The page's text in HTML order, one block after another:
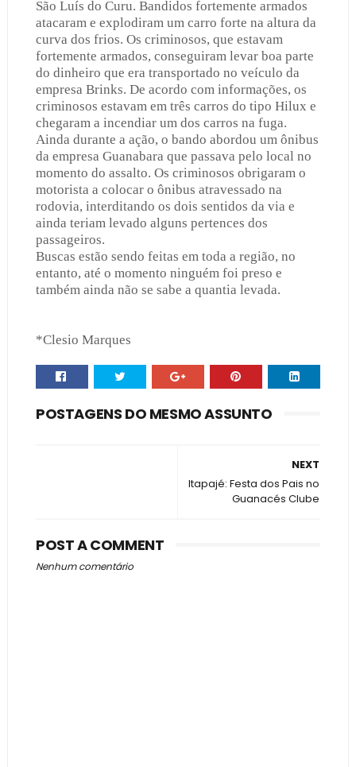
São Luís do Curu. Bandidos fortemente armados
atacaram e explodiram um carro forte na altura da
curva dos frios. Os criminosos, que estavam
fortemente armados, conseguiram levar boa parte
do dinheiro que era transportado no veículo da
empresa Brinks. De acordo com informações, os
criminosos estavam em três carros do tipo Hilux e
chegaram a incendiar um dos carros na fuga.
Ainda durante a ação, o bando abordou um ônibus
da empresa Guanabara que passava pelo local no
momento do assalto. Os criminosos obrigaram o
motorista a colocar o ônibus atravessado na
rodovia, interditando os dois sentidos da via e
ainda teriam levado alguns pertences dos
passageiros.
Buscas estão sendo feitas em toda a região, no
entanto, até o momento ninguém foi preso e
também ainda não se sabe a quantia levada.
*Clesio Marques
POSTAGENS DO MESMO ASSUNTO
NEXT
Itapajé: Festa dos Pais no
Guanacés Clube
POST A COMMENT
Nenhum comentário